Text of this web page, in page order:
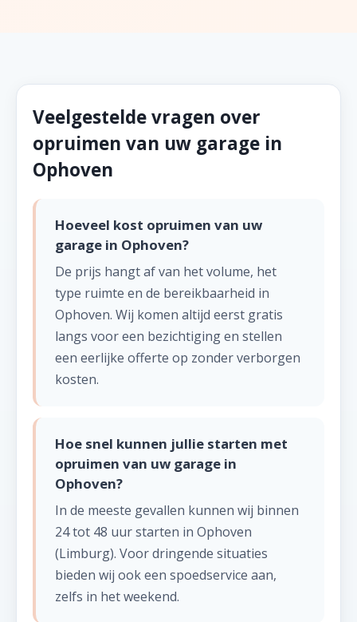
Veelgestelde vragen over
opruimen van uw garage in
Ophoven
Hoeveel kost opruimen van uw
garage in Ophoven?
De prijs hangt af van het volume, het
type ruimte en de bereikbaarheid in
Ophoven. Wij komen altijd eerst gratis
langs voor een bezichtiging en stellen
een eerlijke offerte op zonder verborgen
kosten.
Hoe snel kunnen jullie starten met
opruimen van uw garage in
Ophoven?
In de meeste gevallen kunnen wij binnen
24 tot 48 uur starten in Ophoven
(Limburg). Voor dringende situaties
bieden wij ook een spoedservice aan,
zelfs in het weekend.